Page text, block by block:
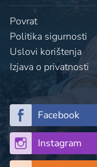
Povrat
Politika sigurnosti
Uslovi korištenja
Izjava o privatnosti
Facebook
Instagram